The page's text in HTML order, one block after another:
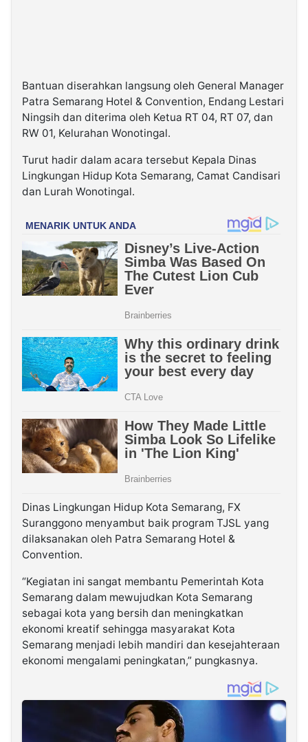
Bantuan diserahkan langsung oleh General Manager
Patra Semarang Hotel & Convention, Endang Lestari
Ningsih dan diterima oleh Ketua RT 04, RT 07, dan
RW 01, Kelurahan Wonotingal.
Turut hadir dalam acara tersebut Kepala Dinas
Lingkungan Hidup Kota Semarang, Camat Candisari
dan Lurah Wonotingal.
Dinas Lingkungan Hidup Kota Semarang, FX
Suranggono menyambut baik program TJSL yang
dilaksanakan oleh Patra Semarang Hotel &
Convention.
“Kegiatan ini sangat membantu Pemerintah Kota
Semarang dalam mewujudkan Kota Semarang
sebagai kota yang bersih dan meningkatkan
ekonomi kreatif sehingga masyarakat Kota
Semarang menjadi lebih mandiri dan kesejahteraan
ekonomi mengalami peningkatan,” pungkasnya.